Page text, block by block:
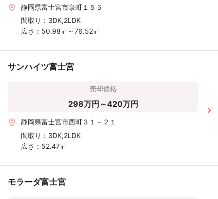
静岡県富士宮市泉町１５５
間取り： 3DK,2LDK
広さ： 50.98㎡～76.52㎡
サンハイツ富士宮
売却価格
298万円～420万円
静岡県富士宮市西町３１－２１
間取り： 3DK,2LDK
広さ： 52.47㎡
モラーダ富士宮